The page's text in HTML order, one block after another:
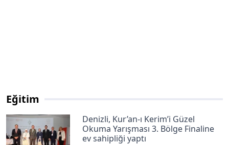
Eğitim
Denizli, Kur’an-ı Kerim’i Güzel
Okuma Yarışması 3. Bölge Finaline
ev sahipliği yaptı